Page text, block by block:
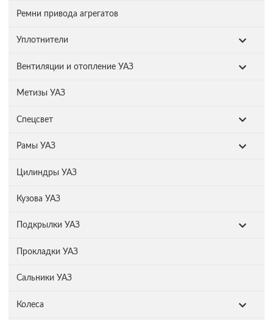
Ремни привода агрегатов
Уплотнители
Вентиляции и отопление УАЗ
Метизы УАЗ
Спецсвет
Рамы УАЗ
Цилиндры УАЗ
Кузова УАЗ
Подкрылки УАЗ
Прокладки УАЗ
Сальники УАЗ
Колеса